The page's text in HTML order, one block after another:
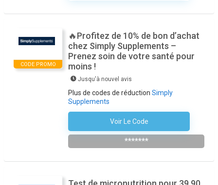
CODE PROMO
🔥Profitez de 10% de bon d’achat
chez Simply Supplements –
Prenez soin de votre santé pour
moins !
Jusqu'à nouvel avis
Plus de codes de réduction Simply
Supplements
Voir Le Code
*******